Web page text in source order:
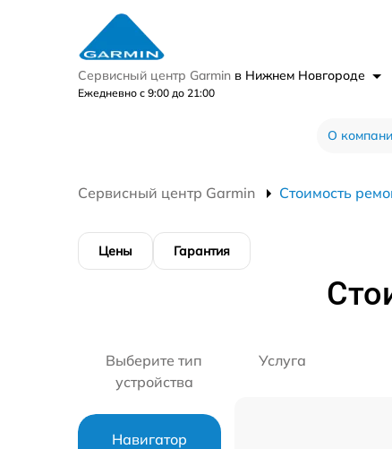
Сервисный центр Garmin в Нижнем Новгороде
Ежедневно с 9:00 до 21:00
О
Сервисный центр Garmin Стоимость
Цены Гарантия
Выберите тип
устройства
Навигатор
Услуга